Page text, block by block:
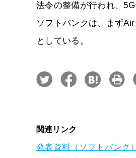
法令の整備が行われ、
ソフトバンクは、まず
としている。
関連リンク
発表資料（ソフトバンク）